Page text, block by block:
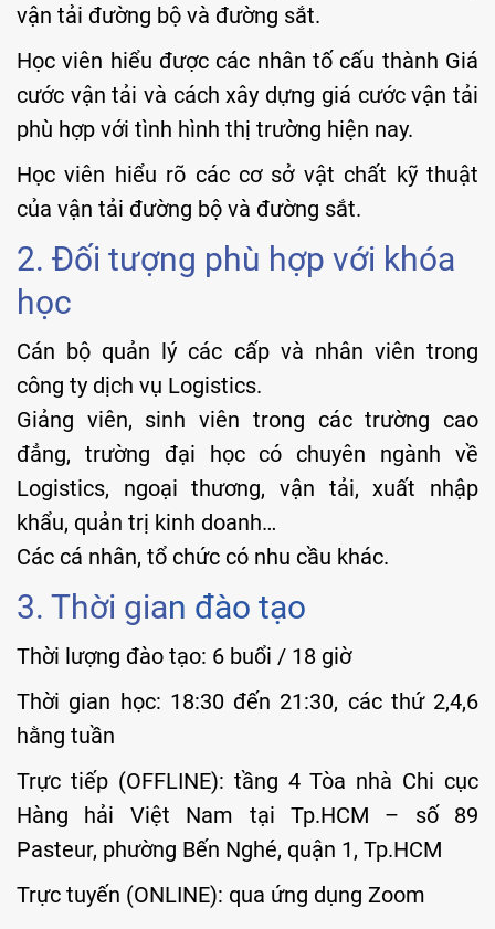
vận tải đường bộ và đường sắt.
Học viên hiểu được các nhân tố cấu thành Giá
cước vận tải và cách xây dựng giá cước vận tải
phù hợp với tình hình thị trường hiện nay.
Học viên hiểu rõ các cơ sở vật chất kỹ thuật
của vận tải đường bộ và đường sắt.
2. Đối tượng phù hợp với khóa
học
Cán bộ quản lý các cấp và nhân viên trong
công ty dịch vụ Logistics.
Giảng viên, sinh viên trong các trường cao
đẳng, trường đại học có chuyên ngành về
Logistics, ngoại thương, vận tải, xuất nhập
khẩu, quản trị kinh doanh…
Các cá nhân, tổ chức có nhu cầu khác.
3. Thời gian đào tạo
Thời lượng đào tạo: 6 buổi / 18 giờ
Thời gian học: 18:30 đến 21:30, các thứ 2,4,6
hằng tuần
Trực tiếp (OFFLINE): tầng 4 Tòa nhà Chi cục
Hàng hải Việt Nam tại Tp.HCM – số 89
Pasteur, phường Bến Nghé, quận 1, Tp.HCM
Trực tuyến (ONLINE): qua ứng dụng Zoom